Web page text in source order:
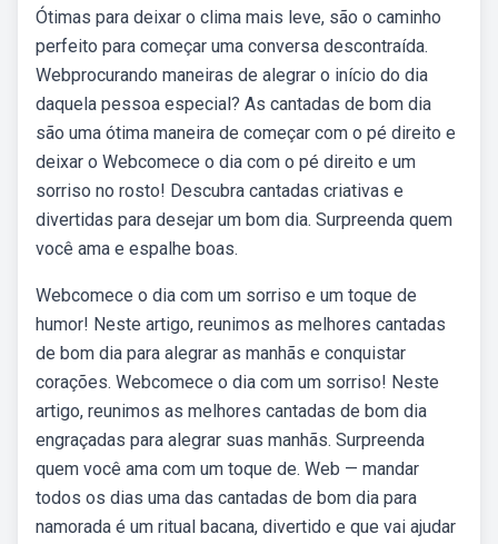
Ótimas para deixar o clima mais leve, são o caminho
perfeito para começar uma conversa descontraída.
Webprocurando maneiras de alegrar o início do dia
daquela pessoa especial? As cantadas de bom dia
são uma ótima maneira de começar com o pé direito e
deixar o Webcomece o dia com o pé direito e um
sorriso no rosto! Descubra cantadas criativas e
divertidas para desejar um bom dia. Surpreenda quem
você ama e espalhe boas.
Webcomece o dia com um sorriso e um toque de
humor! Neste artigo, reunimos as melhores cantadas
de bom dia para alegrar as manhãs e conquistar
corações. Webcomece o dia com um sorriso! Neste
artigo, reunimos as melhores cantadas de bom dia
engraçadas para alegrar suas manhãs. Surpreenda
quem você ama com um toque de. Web — mandar
todos os dias uma das cantadas de bom dia para
namorada é um ritual bacana, divertido e que vai ajudar